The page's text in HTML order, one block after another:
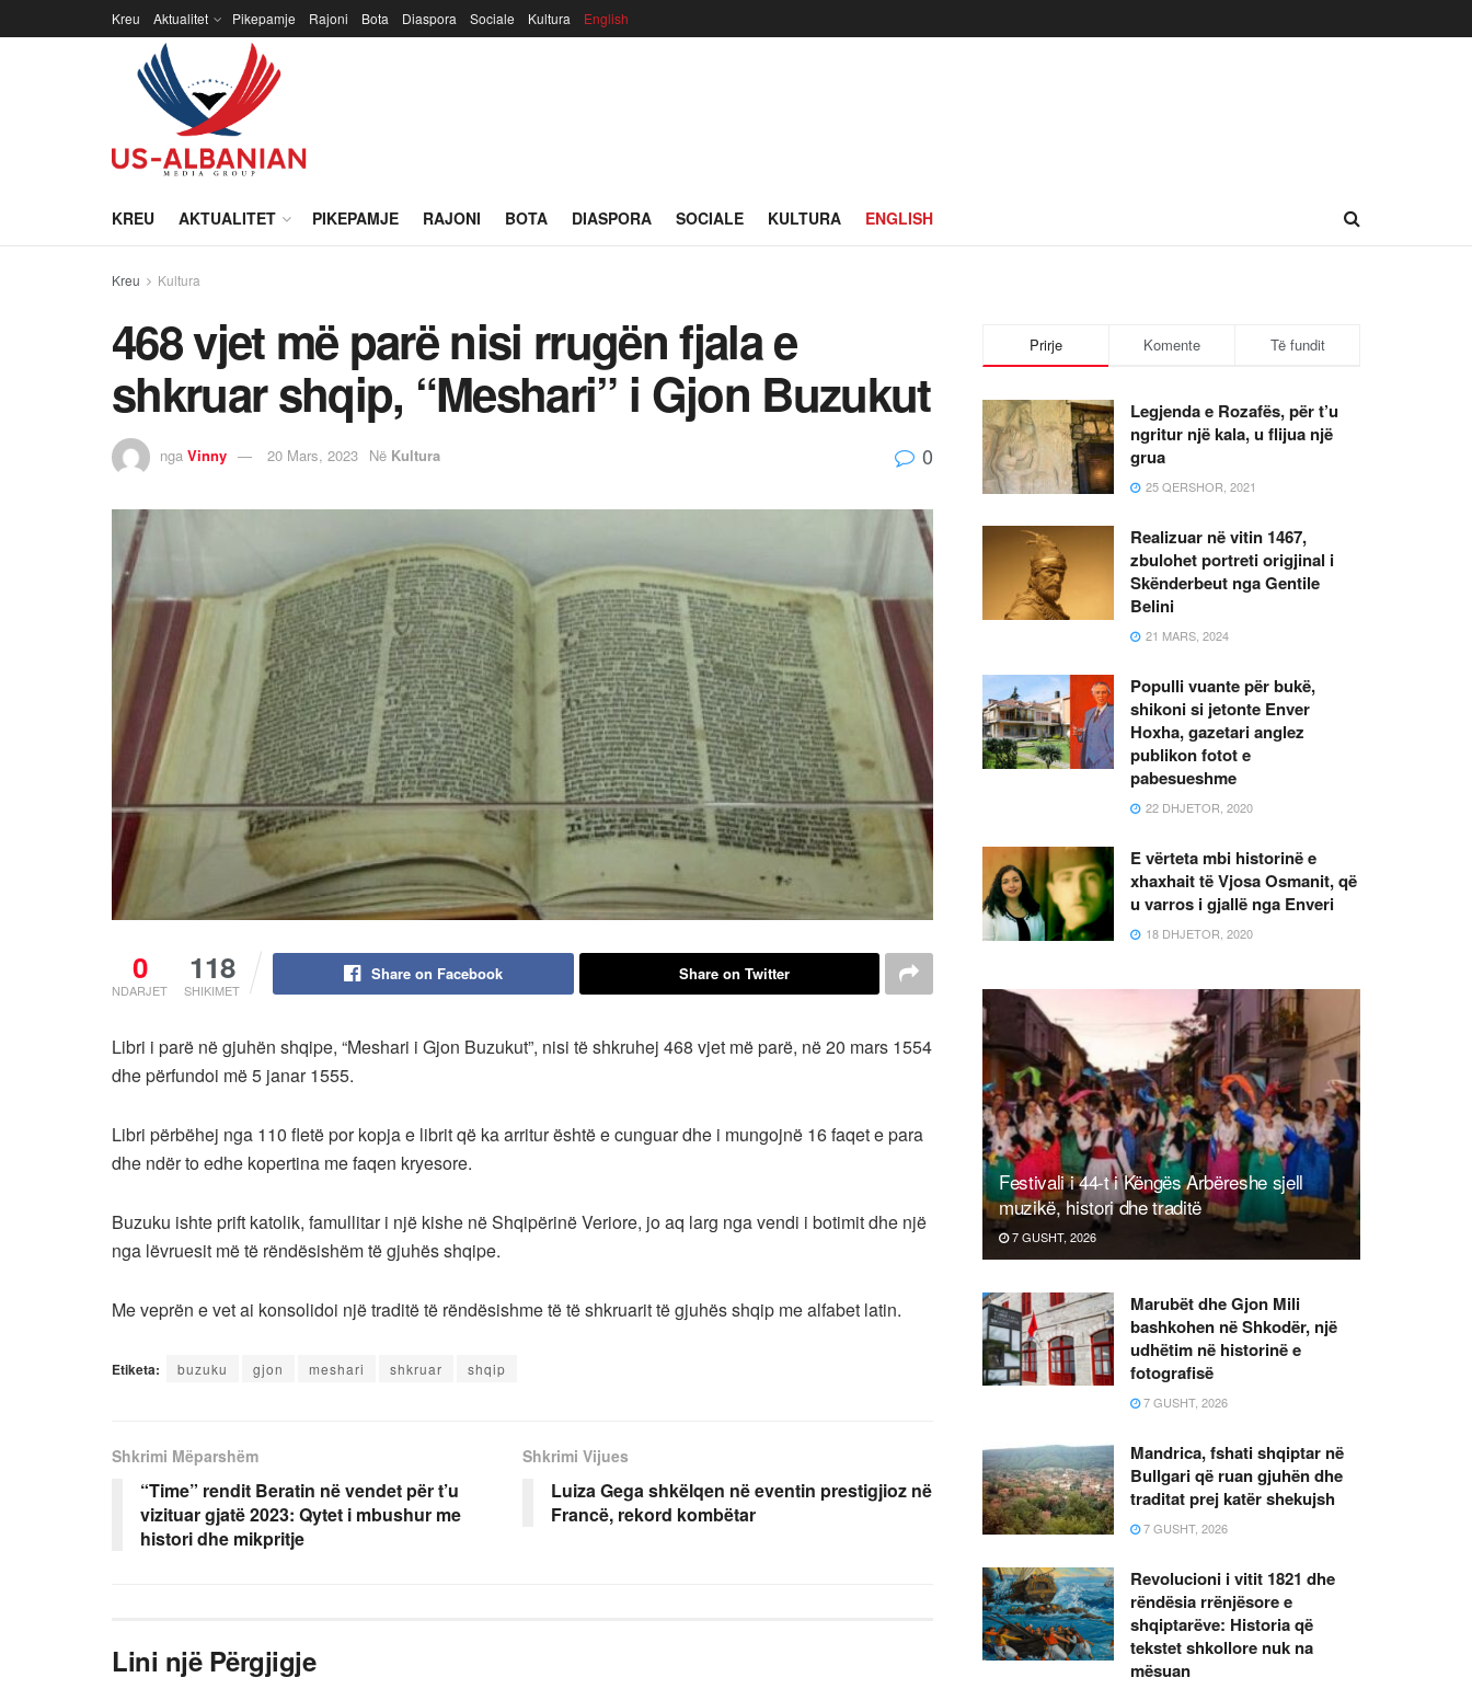
Kreu Aktualitet Pikepamje Rajoni Bota Diaspora Sociale Kultura English
KREU AKTUALITET PIKEPAMJE RAJONI BOTA DIASPORA SOCIALE KULTURA ENGLISH
Kreu Kultura
​468 vjet më parë nisi rrugën fjala e
shkruar shqip, “Meshari” i Gjon Buzukut
nga Vinny 20 Mars, 2023 Në Kultura 0
0
NDARJET
118
SHIKIMET
Share on Facebook Share on Twitter
Libri i parë në gjuhën shqipe, “Meshari i Gjon Buzukut”, nisi të shkruhej 468 vjet më parë, në 20 mars 1554
dhe përfundoi më 5 janar 1555.
Libri përbëhej nga 110 fletë por kopja e librit që ka arritur është e cunguar dhe i mungojnë 16 faqet e para
dhe ndër to edhe kopertina me faqen kryesore.
Buzuku ishte prift katolik, famullitar i një kishe në Shqipërinë Veriore, jo aq larg nga vendi i botimit dhe një
nga lëvruesit më të rëndësishëm të gjuhës shqipe.
Me veprën e vet ai konsolidoi një traditë të rëndësishme të të shkruarit të gjuhës shqip me alfabet latin.
Etiketa: buzuku gjon meshari shkruar shqip
Shkrimi Mëparshëm
“Time” rendit Beratin në vendet për t’u
vizituar gjatë 2023: Qytet i mbushur me
histori dhe mikpritje
Shkrimi Vijues
Luiza Gega shkëlqen në eventin prestigjioz në
Francë, rekord kombëtar
Lini një Përgjigje
Prirje Komente Të fundit
Legjenda e Rozafës, për t’u
ngritur një kala, u flijua një
grua
25 QERSHOR, 2021
Realizuar në vitin 1467,
zbulohet portreti origjinal i
Skënderbeut nga Gentile
Belini
21 MARS, 2024
Populli vuante për bukë,
shikoni si jetonte Enver
Hoxha, gazetari anglez
publikon fotot e
pabesueshme
22 DHJETOR, 2020
E vërteta mbi historinë e
xhaxhait të Vjosa Osmanit, që
u varros i gjallë nga Enveri
18 DHJETOR, 2020
Festivali i 44-t i Këngës Arbëreshe sjell
muzikë, histori dhe traditë
7 GUSHT, 2026
Marubët dhe Gjon Mili
bashkohen në Shkodër, një
udhëtim në historinë e
fotografisë
7 GUSHT, 2026
Mandrica, fshati shqiptar në
Bullgari që ruan gjuhën dhe
traditat prej katër shekujsh
7 GUSHT, 2026
Revolucioni i vitit 1821 dhe
rëndësia rrënjësore e
shqiptarëve: Historia që
tekstet shkollore nuk na
mësuan